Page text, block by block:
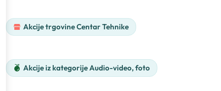
Akcije trgovine Centar Tehnike
Akcije iz kategorije Audio-video, foto